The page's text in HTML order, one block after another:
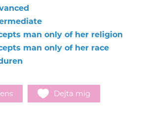
man only of her religion
man only of her race
Dejta mig